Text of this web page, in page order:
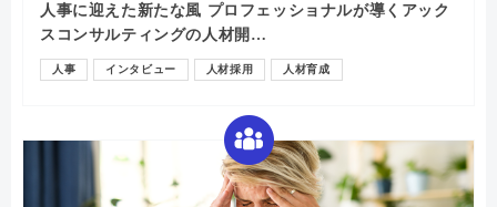
人事に迎えた新たな風 プロフェッショナルが導くアック
スコンサルティングの人材開…
人事 インタビュー 人材採用 人材育成